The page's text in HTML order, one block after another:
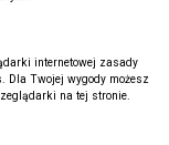
internetowej zasady
Dla Twojej wygody możesz
na tej stronie.